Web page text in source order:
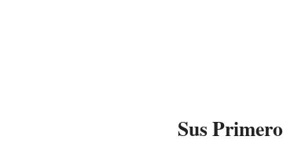
Sus